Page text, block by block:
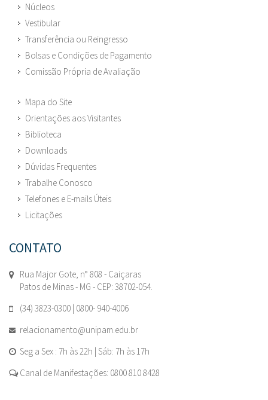
Núcleos
Vestibular
Transferência ou Reingresso
Bolsas e Condições de Pagamento
Comissão Própria de Avaliação
Mapa do Site
Orientações aos Visitantes
Biblioteca
Downloads
Dúvidas Frequentes
Trabalhe Conosco
Telefones e E-mails Úteis
Licitações
CONTATO
Rua Major Gote, n° 808 - Caiçaras
Patos de Minas - MG - CEP: 38702-054.
(34) 3823-0300 | 0800- 940-4006
relacionamento@unipam.edu.br
Seg a Sex : 7h às 22h | Sáb: 7h às 17h
Canal de Manifestações: 0800 810 8428